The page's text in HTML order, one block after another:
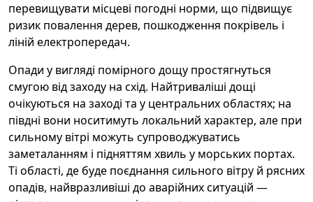
перевищувати місцеві погодні норми, що підвищує
ризик повалення дерев, пошкодження покрівель і
ліній електропередач.
Опади у вигляді помірного дощу простягнуться
смугою від заходу на схід. Найтриваліші дощі
очікуються на заході та у центральних областях; на
півдні вони носитимуть локальний характер, але при
сильному вітрі можуть супроводжуватись
заметаланням і підняттям хвиль у морських портах.
Ті області, де буде поєднання сильного вітру й рясних
опадів, найвразливіші до аварійних ситуацій —